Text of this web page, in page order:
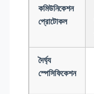
কমিউনিকেশন
প্রোটোকল
দৈর্ঘ্য
স্পেসিফিকেশন